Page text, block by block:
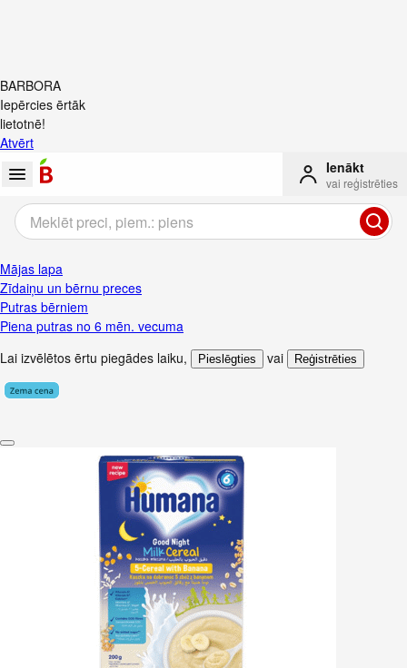
BARBORA
Iepērcies ērtāk
lietotnē!
Atvērt
Ienākt
vai reģistrēties
Mājas lapa
Zīdaiņu un bērnu preces
Putras bērniem
Piena putras no 6 mēn. vecuma
Lai izvēlētos ērtu piegādes laiku, Pieslēgties vai Reģistrēties